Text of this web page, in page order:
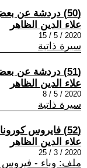
(50) دردشة عن بعض الزملاء 2
علاء الدين الظاهر
2020 / 5 / 15
سيرة ذاتية
(51) دردشة عن بعض الزملاء 1
علاء الدين الظاهر
2020 / 5 / 8
سيرة ذاتية
(52) فايروس كورونا يفضح الاديان
علاء الدين الظاهر
2020 / 3 / 25